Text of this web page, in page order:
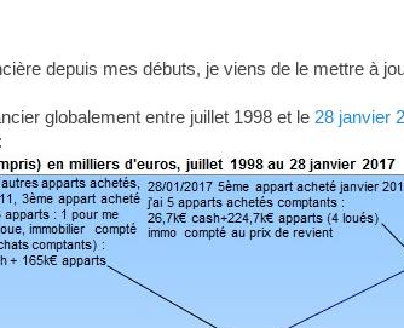
depuis mes débuts, je viens de le mettre à
globalement entre juillet 1998 et le 28 janvier